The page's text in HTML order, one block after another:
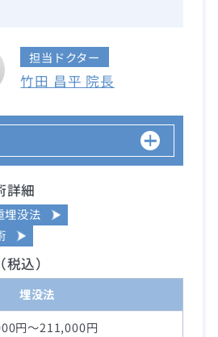
担当ドクター
竹田 昌平 院長
詳細
埋没法
込）
埋没法
円～211,000円